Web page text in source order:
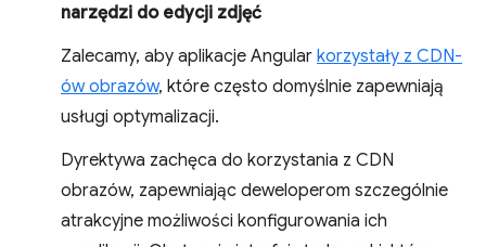
narzędzi do edycji zdjęć
Zalecamy, aby aplikacje Angular korzystały z CDN-
ów obrazów, które często domyślnie zapewniają
usługi optymalizacji.
Dyrektywa zachęca do korzystania z CDN
obrazów, zapewniając deweloperom szczególnie
atrakcyjne możliwości konfigurowania ich